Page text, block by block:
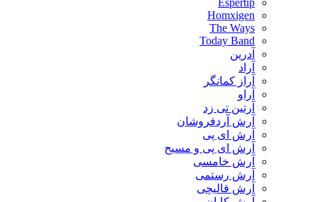
Homxigen
The Ways
Today Band
آدرین
آراد
آراز کمانگر
آراو
آرتین تی زد
آرش آردفروشان
آرش ای پی
آرش ای پی و مسیح
آرش خامسی
آرش رستمی
آرش قالیچی